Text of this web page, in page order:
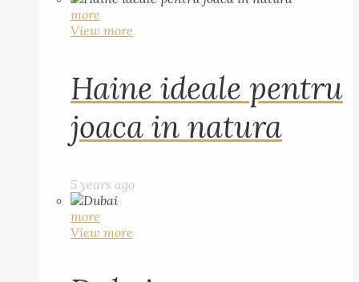
more
View more
Haine ideale pentru
joaca in natura
5 years ago
more
View more